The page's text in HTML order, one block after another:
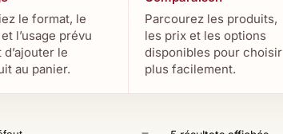
le format, le
l’usage prévu
d’ajouter le
au panier.
Parcourez les produits,
les prix et les options
disponibles pour choisir
plus facilement.